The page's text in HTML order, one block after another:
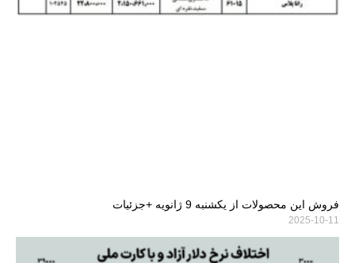
فروش این محصولات از یکشنبه 9 ژانویه +جزئیات
2025-10-11